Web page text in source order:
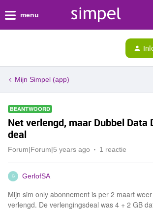
menu
Mijn Simpel (app)
BEANTWOORD
Net verlengd, maar Dubbel Data
deal
Forum|Forum|5 years ago 1 reactie
G GerlofSA
Mijn sim only abonnement is per 2 maart
verlengd. De verlengingsdeal was 4 + 2 GB